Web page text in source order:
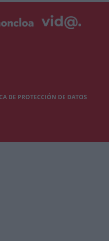
DE PROTECCIÓN DE DATOS